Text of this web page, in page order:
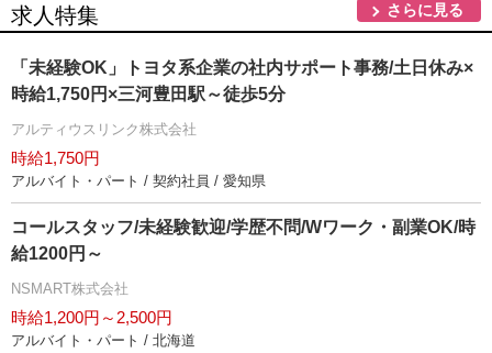
求人特集 さらに見る
「未経験OK」トヨタ系企業の社内サポート事務/土日休み×
時給1,750円×三河豊田駅～徒歩5分
アルティウスリンク株式会社
時給1,750円
アルバイト・パート / 契約社員 / 愛知県
コールスタッフ/未経験歓迎/学歴不問/Wワーク・副業OK/時
給1200円～
NSMART株式会社
時給1,200円～2,500円
アルバイト・パート / 北海道